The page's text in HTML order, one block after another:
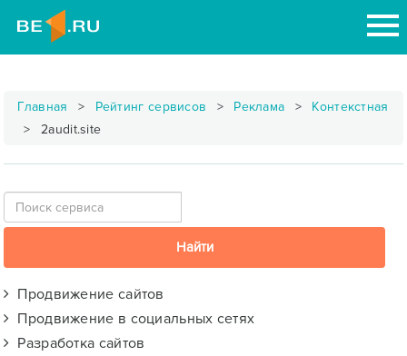
Главная Рейтинг сервисов Реклама
Контекстная
2audit.site
Продвижение сайтов
Продвижение в социальных сетях
Разработка сайтов